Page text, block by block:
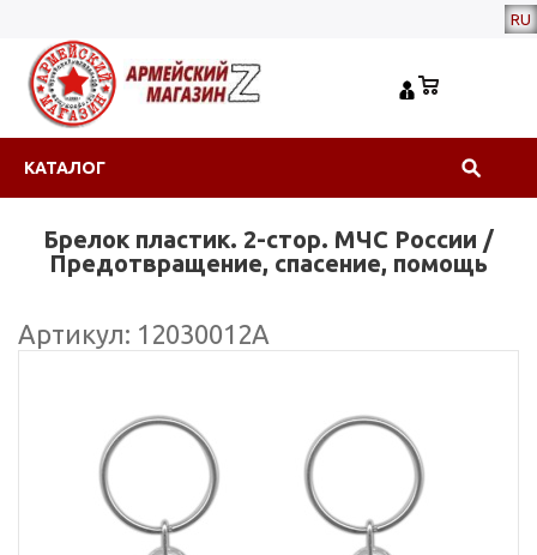
RU
КАТАЛОГ
Брелок пластик. 2-стор. МЧС России /
Предотвращение, спасение, помощь
Артикул: 12030012А